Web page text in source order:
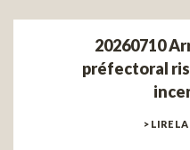
20260710
préfectoral
> LIRE